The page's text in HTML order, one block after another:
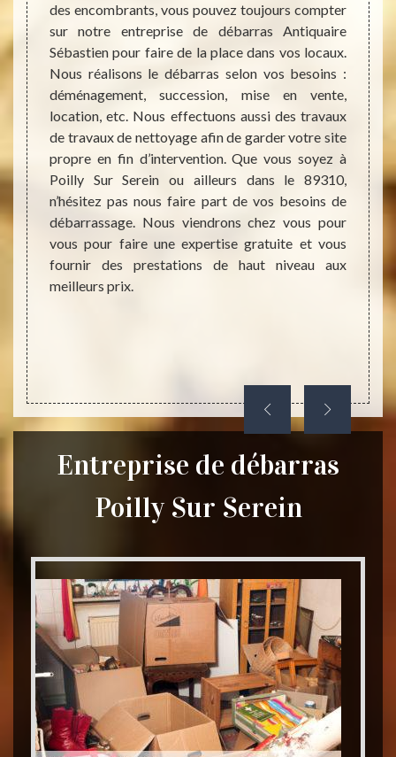
de
le
nous
vous
des
de
de
les
les
les
des encombrants, vous pouvez toujours compter
sur notre entreprise de débarras Antiquaire
Sébastien pour faire de la place dans vos locaux.
Nous réalisons le débarras selon vos besoins :
déménagement, succession, mise en vente,
location, etc. Nous effectuons aussi des travaux
de travaux de nettoyage afin de garder votre site
propre en fin d’intervention. Que vous soyez à
Poilly Sur Serein ou ailleurs dans le 89310,
n’hésitez pas nous faire part de vos besoins de
débarrassage. Nous viendrons chez vous pour
vous pour faire une expertise gratuite et vous
fournir des prestations de haut niveau aux
meilleurs prix.
ou
ou
vous
très
à
et
Entreprise de débarras
Poilly Sur Serein